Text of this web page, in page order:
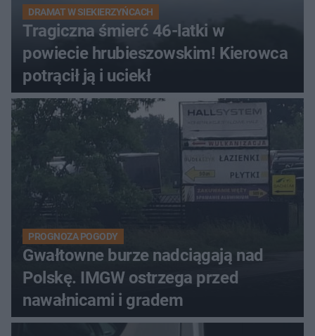
DRAMAT W SIEKIERZYŃCACH
Tragiczna śmierć 46-latki w
powiecie hrubieszowskim! Kierowca
potrącił ją i uciekł
PROGNOZA POGODY
Gwałtowne burze nadciągają nad
Polskę. IMGW ostrzega przed
nawałnicami i gradem